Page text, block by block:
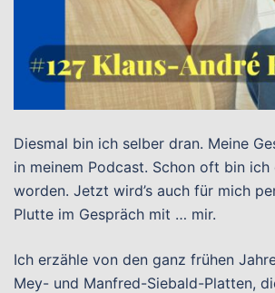
Diesmal bin ich selber dran. Meine
in meinem Podcast. Schon oft bin
worden. Jetzt wird’s auch für mich
Plutte im Gespräch mit … mir.
Ich erzähle von den ganz frühen
Mey- und Manfred-Siebald-Platten,